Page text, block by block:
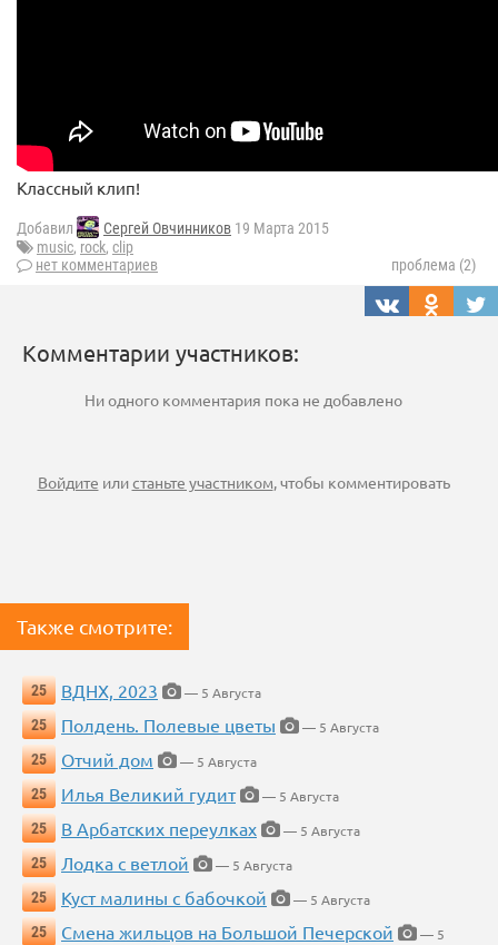
Классный клип!
Добавил Сергей Овчинников 19 Марта 2015
music, rock, clip
нет комментариев
проблема (2)
Комментарии участников:
Ни одного комментария пока не добавлено
Войдите илистаньте участником, чтобы комментировать
Также смотрите:
25 ВДНХ, 2023
— 5 Августа
25
Полдень. Полевые цветы
— 5 Августа
25
Отчий дом
— 5 Августа
25
Илья Великий гудит
— 5 Августа
25
В Арбатских переулках
— 5 Августа
25
Лодка с ветлой
— 5 Августа
25
Куст малины с бабочкой
— 5 Августа
25
Смена жильцов на Большой Печерской
— 5